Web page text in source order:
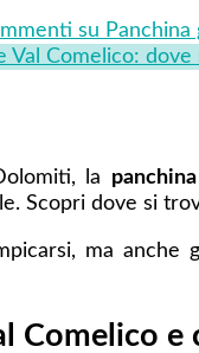
su Panchina
Val Comelico:
la
Scopri dove si
ma
Comelico e